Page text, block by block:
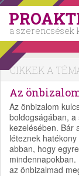
a szerencsések
CIKKEK A
Az
Az önbizalom
boldogságában,
kezelésében. Bár
léteznek
abban, hogy
az önbizalmad